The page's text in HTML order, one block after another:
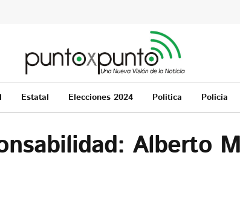
Estatal Elecciones 2024 Política Policía
Alberto